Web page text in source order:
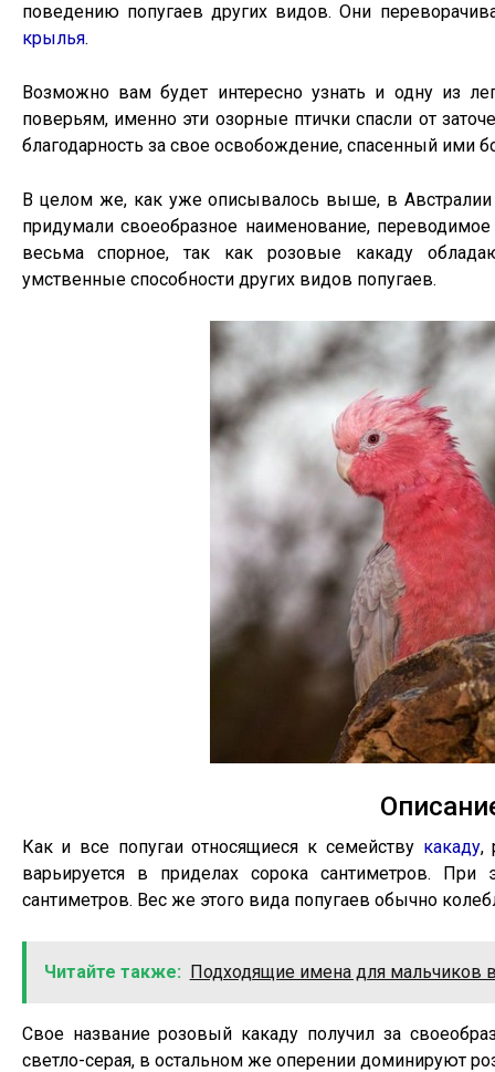
поведению попугаев других видов. Они
крылья.
Возможно вам будет интересно узнать и одну из
поверьям, именно эти озорные птички спасли от
благодарность за свое освобождение, спасенный ими
В целом же, как уже описывалось выше, в
придумали своеобразное наименование,
весьма спорное, так как розовые какаду
умственные способности других видов попугаев.
Как и все попугаи относящиеся к семейству какаду,
варьируется в приделах сорока сантиметров.
сантиметров. Вес же этого вида попугаев обычно
Читайте также: Подходящие имена для мальчиков
Свое название розовый какаду получил за
светло-серая, в остальном же оперении доминируют